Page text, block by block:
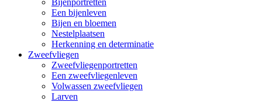
Bijenportretten
Een bijenleven
Bijen en bloemen
Nestelplaatsen
Herkenning en determinatie
Zweefvliegen
Zweefvliegenportretten
Een zweefvliegenleven
Volwassen zweefvliegen
Larven